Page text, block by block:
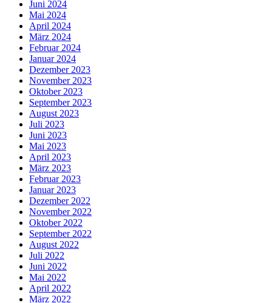
Juni 2024
Mai 2024
April 2024
März 2024
Februar 2024
Januar 2024
Dezember 2023
November 2023
Oktober 2023
September 2023
August 2023
Juli 2023
Juni 2023
Mai 2023
April 2023
März 2023
Februar 2023
Januar 2023
Dezember 2022
November 2022
Oktober 2022
September 2022
August 2022
Juli 2022
Juni 2022
Mai 2022
April 2022
März 2022